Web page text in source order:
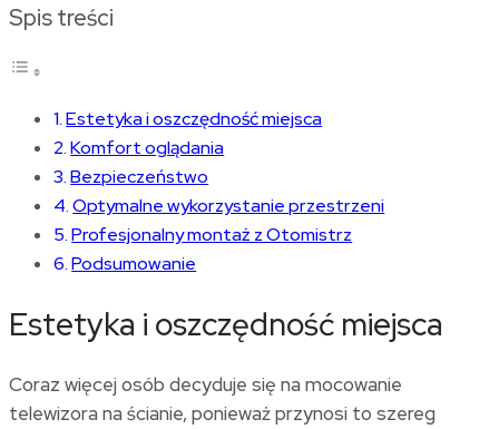
Spis treści
Estetyka i oszczędność miejsca
Komfort oglądania
Bezpieczeństwo
Optymalne wykorzystanie przestrzeni
Profesjonalny montaż z Otomistrz
Podsumowanie
Estetyka i oszczędność miejsca
Coraz więcej osób decyduje się na mocowanie
telewizora na ścianie, ponieważ przynosi to szereg